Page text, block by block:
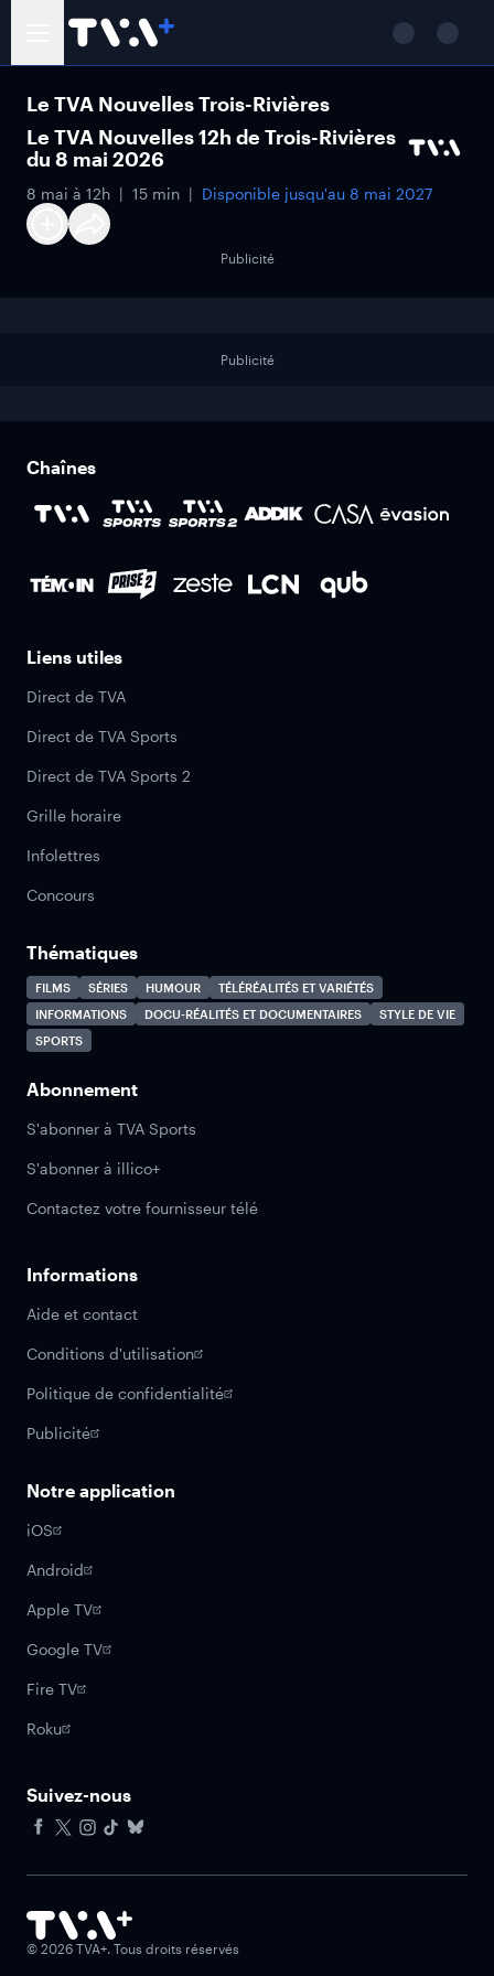
Le TVA Nouvelles Trois-Rivières
Le TVA Nouvelles 12h de Trois-Rivières
du 8 mai 2026
8 mai à 12h 15 min Disponible jusqu'au 8 mai 2027
Publicité
Publicité
Chaînes
Liens utiles
Direct de TVA
Direct de TVA Sports
Direct de TVA Sports 2
Grille horaire
Infolettres
Concours
Thématiques
FILMS SÉRIES HUMOUR
TÉLÉRÉALITÉS ET VARIÉTÉS
INFORMATIONS
DOCU-RÉALITÉS ET DOCUMENTAIRES
STYLE DE VIE
SPORTS
Abonnement
S'abonner à TVA Sports
S'abonner à illico+
Contactez votre fournisseur télé
Informations
Aide et contact
Conditions d'utilisation
Politique de confidentialité
Publicité
Notre application
iOS
Android
Apple TV
Google TV
Fire TV
Roku
Suivez-nous
© 2026 TVA+. Tous droits réservés